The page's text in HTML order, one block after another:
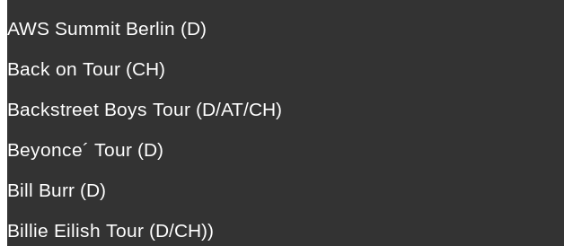
AWS Summit Berlin (D)
Back on Tour (CH)
Backstreet Boys Tour (D/AT/CH)
Beyonce´ Tour (D)
Bill Burr (D)
Billie Eilish Tour (D/CH))